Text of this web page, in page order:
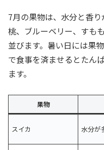
7月の果物は、水分と香り
桃、ブルーベリー、すも
並びます。暑い日には果
で食事を済ませるとたん
ます。
果物
スイカ 水分が